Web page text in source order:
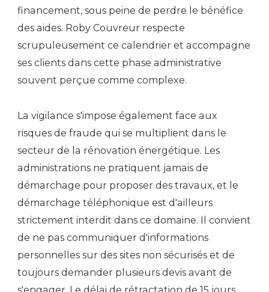
financement, sous peine de perdre le bénéfice
des aides. Roby Couvreur respecte
scrupuleusement ce calendrier et accompagne
ses clients dans cette phase administrative
souvent perçue comme complexe.
La vigilance s'impose également face aux
risques de fraude qui se multiplient dans le
secteur de la rénovation énergétique. Les
administrations ne pratiquent jamais de
démarchage pour proposer des travaux, et le
démarchage téléphonique est d'ailleurs
strictement interdit dans ce domaine. Il convient
de ne pas communiquer d'informations
personnelles sur des sites non sécurisés et de
toujours demander plusieurs devis avant de